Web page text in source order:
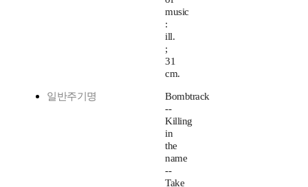
music
:
ill.
;
31
cm.
일반주기명
Bombtrack
--
Killing
in
the
name
--
Take